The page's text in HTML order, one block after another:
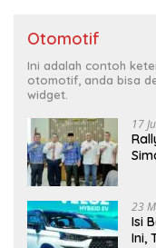
Otomotif
Ini adalah contoh
otomotif, anda bisa
widget.
17
23
Isi
Ini,